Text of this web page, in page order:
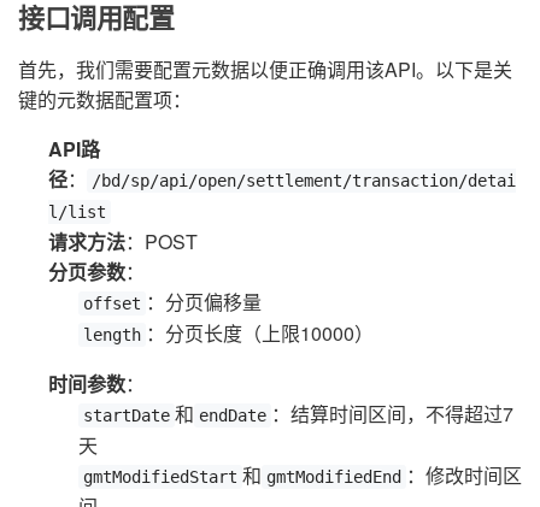
接口调用配置
首先，我们需要配置元数据以便正确调用该API。以下是关
键的元数据配置项：
API路
径：
/bd/sp/api/open/settlement/transaction/detai
l/list
请求方法：POST
分页参数：
offset ：分页偏移量
length ：分页长度（上限10000）
时间参数：
startDate 和 endDate ：结算时间区间，不得超过7
天
gmtModifiedStart 和 gmtModifiedEnd ：修改时间区